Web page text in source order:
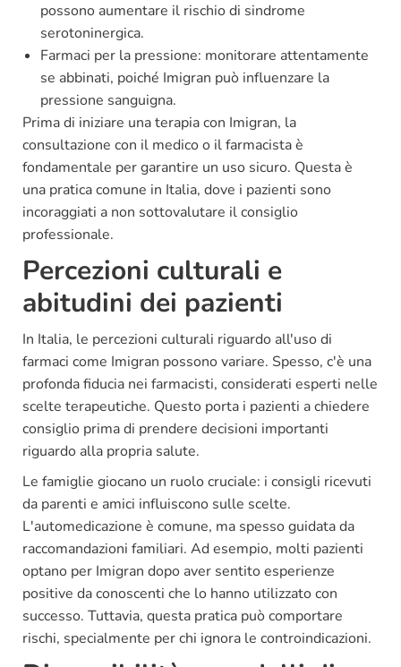
possono aumentare il rischio di sindrome
serotoninergica.
Farmaci per la pressione: monitorare attentamente
se abbinati, poiché Imigran può influenzare la
pressione sanguigna.
Prima di iniziare una terapia con Imigran, la
consultazione con il medico o il farmacista è
fondamentale per garantire un uso sicuro. Questa è
una pratica comune in Italia, dove i pazienti sono
incoraggiati a non sottovalutare il consiglio
professionale.
Percezioni culturali e
abitudini dei pazienti
In Italia, le percezioni culturali riguardo all'uso di
farmaci come Imigran possono variare. Spesso, c'è una
profonda fiducia nei farmacisti, considerati esperti nelle
scelte terapeutiche. Questo porta i pazienti a chiedere
consiglio prima di prendere decisioni importanti
riguardo alla propria salute.
Le famiglie giocano un ruolo cruciale: i consigli ricevuti
da parenti e amici influiscono sulle scelte.
L'automedicazione è comune, ma spesso guidata da
raccomandazioni familiari. Ad esempio, molti pazienti
optano per Imigran dopo aver sentito esperienze
positive da conoscenti che lo hanno utilizzato con
successo. Tuttavia, questa pratica può comportare
rischi, specialmente per chi ignora le controindicazioni.